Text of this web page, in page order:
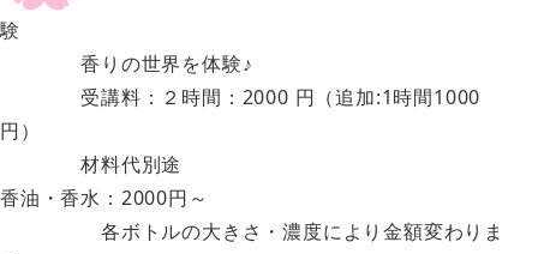
験
香りの世界を体験♪
受講料：２時間：2000 円（追加:1時間1000
円）
材料代別途
香油・香水：2000円～
各ボトルの大きさ・濃度により金額変わりま